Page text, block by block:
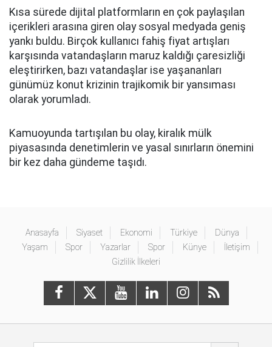
Kısa sürede dijital platformların en çok paylaşılan
içerikleri arasına giren olay sosyal medyada geniş
yankı buldu. Birçok kullanıcı fahiş fiyat artışları
karşısında vatandaşların maruz kaldığı çaresizliği
eleştirirken, bazı vatandaşlar ise yaşananları
günümüz konut krizinin trajikomik bir yansıması
olarak yorumladı.
Kamuoyunda tartışılan bu olay, kiralık mülk
piyasasında denetimlerin ve yasal sınırların önemini
bir kez daha gündeme taşıdı.
Anasayfa Siyaset Ekonomi Türkiye
Dünya
Yaşam
Spor Yazarlar Spor Künye
İletişim
Gizlilik İlkeleri